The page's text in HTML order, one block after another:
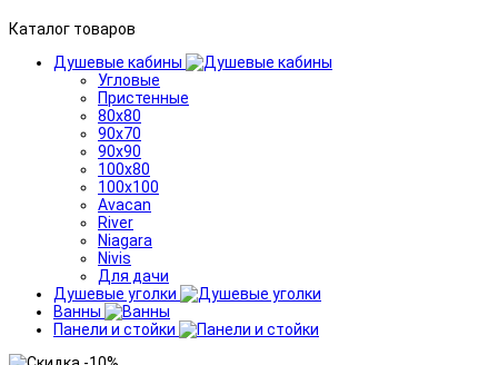
Каталог товаров
Душевые кабины
Угловые
Пристенные
80x80
90x70
90x90
100x80
100x100
Avacan
River
Niagara
Nivis
Для дачи
Душевые уголки
Ванны
Панели и стойки